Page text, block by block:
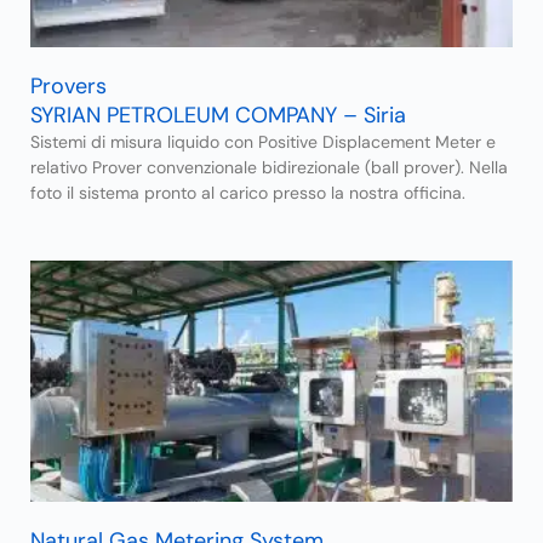
Provers
SYRIAN PETROLEUM COMPANY – Siria
Sistemi di misura liquido con Positive Displacement Meter e
relativo Prover convenzionale bidirezionale (ball prover). Nella
foto il sistema pronto al carico presso la nostra officina.